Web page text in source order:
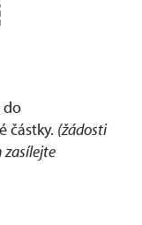
do
částky. (žádosti
zasílejte